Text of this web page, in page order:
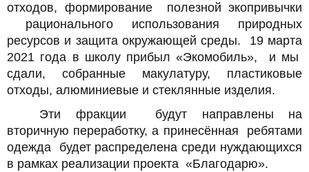
отходов, формирование полезной экопривычки
рационального использования природных
ресурсов и защита окружающей среды. 19 марта
2021 года в школу прибыл «Экомобиль», и мы
сдали, собранные макулатуру, пластиковые
отходы, алюминиевые и стеклянные изделия.
Эти фракции будут направлены на
вторичную переработку, а принесённая ребятами
одежда будет распределена среди нуждающихся
в рамках реализации проекта «Благодарю».